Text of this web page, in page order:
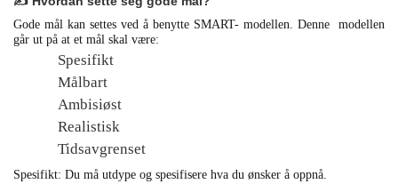
Gode mål kan settes ved å benytte SMART- modellen. Denne modellen
går ut på at et mål skal være:
Spesifikt
Målbart
Ambisiøst
Realistisk
Tidsavgrenset
Spesifikt: Du må utdype og spesifisere hva du ønsker å oppnå.